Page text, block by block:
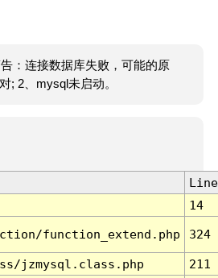
：连接数据库失败，可能的原
; 2、mysql未启动。
Line
14
function_extend.php 324
jzmysql.class.php
211